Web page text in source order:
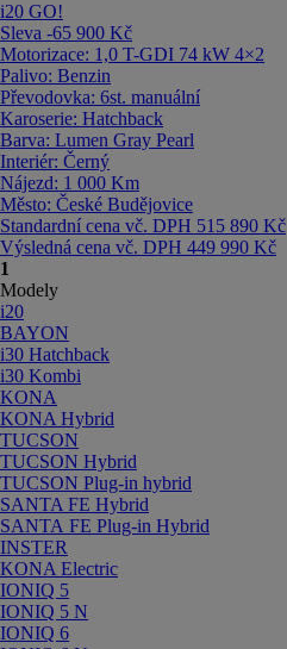
i20 GO!
Sleva -65 900 Kč
Motorizace: 1,0 T-GDI 74 kW 4×2
Palivo: Benzin
Převodovka: 6st. manuální
Karoserie: Hatchback
Barva: Lumen Gray Pearl
Interiér: Černý
Nájezd: 1 000 Km
Město: České Budějovice
Standardní cena vč. DPH 515 890 Kč
Výsledná cena vč. DPH 449 990 Kč
1
Modely
i20
BAYON
i30 Hatchback
i30 Kombi
KONA
KONA Hybrid
TUCSON
TUCSON Hybrid
TUCSON Plug-in hybrid
SANTA FE Hybrid
SANTA FE Plug-in Hybrid
INSTER
KONA Electric
IONIQ 5
IONIQ 5 N
IONIQ 6